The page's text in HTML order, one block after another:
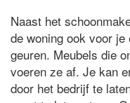
Naast het
de woning ook voor
geuren. Meubels die
voeren ze af. Je kan
door het bedrijf te